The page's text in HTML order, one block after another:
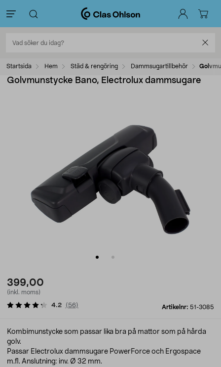
Startsida Hem Städ & rengöring Dammsugartillbehör
Golvmunstycke Bano, Electrolux dammsugare
399,00
(inkl. moms)
Artikelnr: 51-3085
4.2 ( 56)
Kombimunstycke som passar lika bra på mattor som på hårda
golv.
Passar Electrolux dammsugare PowerForce och Ergospace
m.fl. Anslutning: inv. Ø 32 mm.